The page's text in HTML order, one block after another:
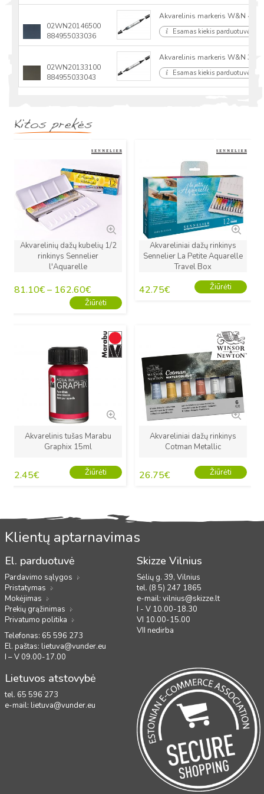
02WN20146500
884955033036
Akvarelinis markeris W&N 465
Esamas kiekis parduotuvėse
02WN20133100
884955033043
Akvarelinis markeris W&N 331
Esamas kiekis parduotuvėse
Kitos prekės
Akvarelinių dažų kubelių 1/2
rinkinys Sennelier
l'Aquarelle
81.10€– 162.60€
Žiūrėti
Akvareliniai dažų rinkinys
Sennelier La Petite Aquarelle
Travel Box
42.75€ Žiūrėti
Akvarelinis tušas Marabu
Graphix 15ml
2.45€ Žiūrėti
Akvareliniai dažų rinkinys
Cotman Metallic
26.75€ Žiūrėti
Klientų aptarnavimas
El. parduotuvė
Pardavimo sąlygos
Pristatymas
Mokėjimas
Prekių grąžinimas
Privatumo politika
Telefonas: 65 596 273
El. paštas: lietuva@vunder.eu
I – V 09.00-17.00
Skizze Vilnius
Sėlių g. 39, Vilnius
tel. (8 5) 247 1865
e-mail: vilnius@skizze.lt
I - V 10.00-18.30
VI 10.00-15.00
VII nedirba
Lietuvos atstovybė
tel. 65 596 273
e-mail: lietuva@vunder.eu